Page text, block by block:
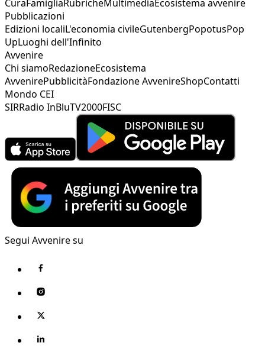
CuraFamigliaRubricheMultimediaEcosistema avvenire
Pubblicazioni
Edizioni localiL'economia civileGutenbergPopotusPop
UpLuoghi dell'Infinito
Avvenire
Chi siamoRedazioneEcosistema
AvvenirePubblicitàFondazione AvvenireShopContatti
Mondo CEI
SIRRadio InBluTV2000FISC
Segui Avvenire su